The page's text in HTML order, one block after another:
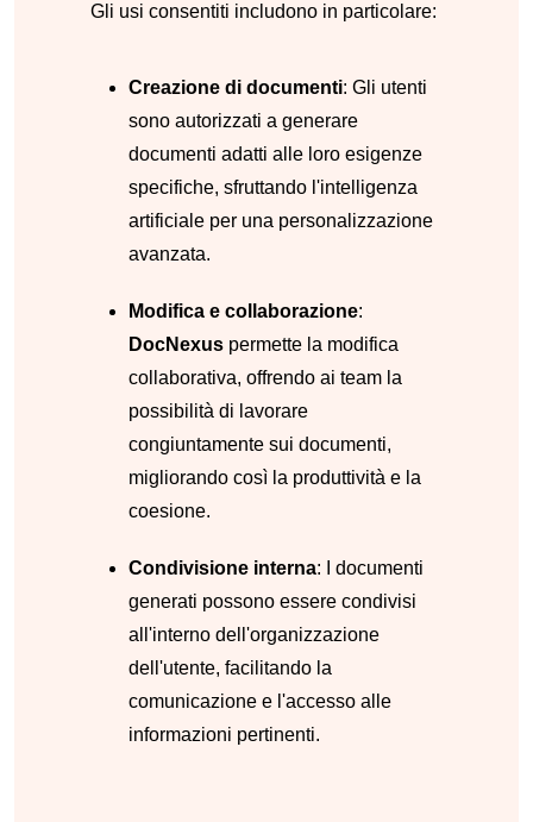
Gli usi consentiti includono in particolare:
Creazione di documenti: Gli utenti
sono autorizzati a generare
documenti adatti alle loro esigenze
specifiche, sfruttando l'intelligenza
artificiale per una personalizzazione
avanzata.
Modifica e collaborazione:
DocNexus permette la modifica
collaborativa, offrendo ai team la
possibilità di lavorare
congiuntamente sui documenti,
migliorando così la produttività e la
coesione.
Condivisione interna: I documenti
generati possono essere condivisi
all'interno dell'organizzazione
dell'utente, facilitando la
comunicazione e l'accesso alle
informazioni pertinenti.